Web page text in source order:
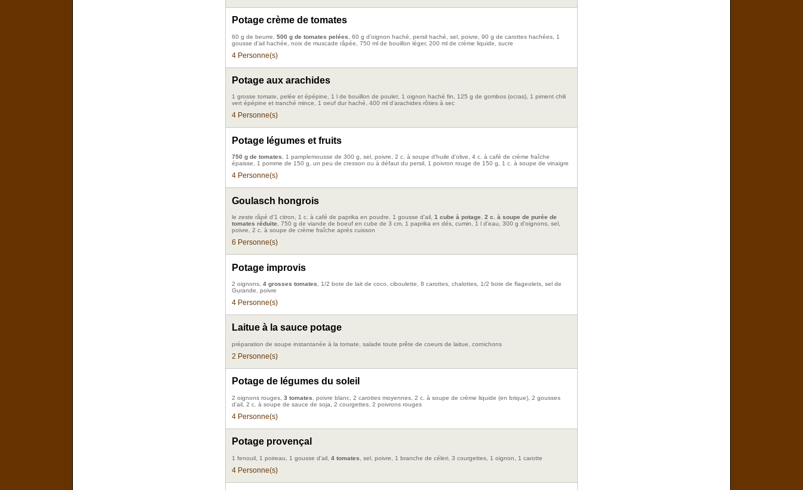
Potage crème de tomates
60 g de beurre, 500 g de tomates pelées , 60 g d'oignon haché, persil haché, sel, poivre, 90 g de carottes hachées, 1
gousse d'ail hachée, noix de muscade râpée, 750 ml de bouillon léger, 200 ml de crème liquide, sucre
4 Personne(s)
Potage aux arachides
1 grosse tomate, pelée et épépine, 1 l de bouillon de poulet, 1 oignon haché fin, 125 g de gombos (ocras), 1 piment chili
vert épépine et tranché mince, 1 oeuf dur haché, 400 ml d'arachides rôties à sec
4 Personne(s)
Potage légumes et fruits
750 g de tomates, 1 pamplemousse de 300 g, sel, poivre, 2 c. à soupe d'huile d'olive, 4 c. à café de crème fraîche
épaisse, 1 pomme de 150 g, un peu de cresson ou à défaut du persil, 1 poivron rouge de 150 g, 1 c. à soupe de vinaigre
4 Personne(s)
Goulasch hongrois
le zeste râpé d'1 citron, 1 c. à café de paprika en poudre, 1 gousse d'ail, 1 cube à potage
2 c. à soupe de purée de
tomates réduite , 750 g de viande de boeuf en cube de 3 cm, 1 paprika en dés, cumin, 1 l d'eau, 300 g d'oignons, sel,
poivre, 2 c. à soupe de crème fraîche après cuisson
6 Personne(s)
Potage improvis
2 oignons, 4 grosses tomates , 1/2 bote de lait de coco, ciboulette, 8 carottes, chalottes, 1/2 bote de flageolets, sel de
Gurande, poivre
4 Personne(s)
Laitue à la sauce potage
préparation de soupe instantanée à la tomate, salade toute prête de coeurs de laitue, cornichons
2 Personne(s)
Potage de légumes du soleil
2 oignons rouges, 3 tomates , poivre blanc, 2 carottes moyennes, 2 c. à soupe de crème liquide (en brique), 2 gousses
d'ail, 2 c. à soupe de sauce de soja, 2 courgettes, 2 poivrons rouges
4 Personne(s)
Potage provençal
1 fenouil, 1 poireau, 1 gousse d'ail, 4 tomates , sel, poivre, 1 branche de céleri, 3 courgettes, 1 oignon, 1 carotte
4 Personne(s)